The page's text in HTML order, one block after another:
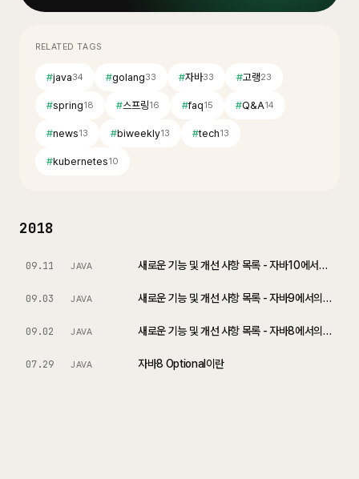
RELATED TAGS
#java34 #golang33 #자바33 #고랭23
#spring18 #스프링16 #faq15 #Q&A14
#news13 #biweekly13 #tech13
#kubernetes10
2018
09.11 JAVA 새로운 기능 및 개선 사항 목록 - 자바10에서의 변화
09.03 JAVA 새로운 기능 및 개선 사항 목록 - 자바9에서의 변화
09.02 JAVA 새로운 기능 및 개선 사항 목록 - 자바8에서의 변화
07.29 JAVA 자바8 Optional이란